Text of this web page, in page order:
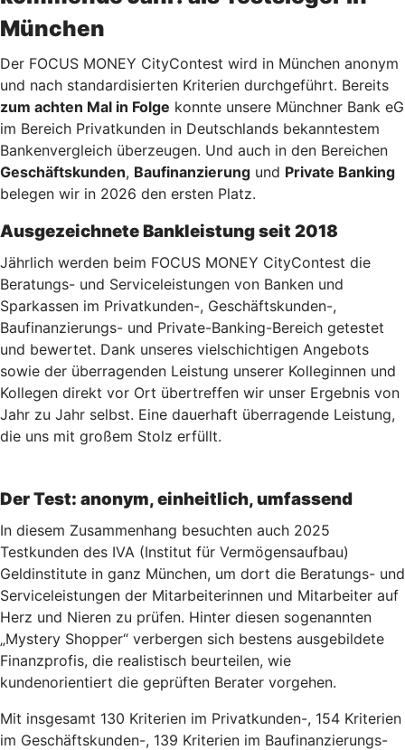
München
Der FOCUS MONEY CityContest wird in München anonym
und nach standardisierten Kriterien durchgeführt. Bereits
zum achten Mal in Folge konnte unsere Münchner Bank eG
im Bereich Privatkunden in Deutschlands bekanntestem
Bankenvergleich überzeugen. Und auch in den Bereichen
Geschäftskunden, Baufinanzierung und Private Banking
belegen wir in 2026 den ersten Platz.
Ausgezeichnete Bankleistung seit 2018
Jährlich werden beim FOCUS MONEY CityContest die
Beratungs- und Serviceleistungen von Banken und
Sparkassen im Privatkunden-, Geschäftskunden-,
Baufinanzierungs- und Private-Banking-Bereich getestet
und bewertet. Dank unseres vielschichtigen Angebots
sowie der überragenden Leistung unserer Kolleginnen und
Kollegen direkt vor Ort übertreffen wir unser Ergebnis von
Jahr zu Jahr selbst. Eine dauerhaft überragende Leistung,
die uns mit großem Stolz erfüllt.
Der Test: anonym, einheitlich, umfassend
In diesem Zusammenhang besuchten auch 2025
Testkunden des IVA (Institut für Vermögensaufbau)
Geldinstitute in ganz München, um dort die Beratungs- und
Serviceleistungen der Mitarbeiterinnen und Mitarbeiter auf
Herz und Nieren zu prüfen. Hinter diesen sogenannten
„Mystery Shopper“ verbergen sich bestens ausgebildete
Finanzprofis, die realistisch beurteilen, wie
kundenorientiert die geprüften Berater vorgehen.
Mit insgesamt 130 Kriterien im Privatkunden-, 154 Kriterien
im Geschäftskunden-, 139 Kriterien im Baufinanzierungs-